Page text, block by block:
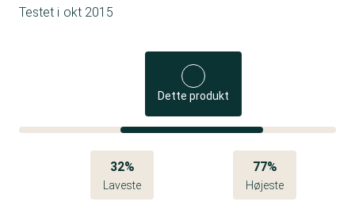
Testet i okt 2015
Dette produkt
32%
Laveste
77%
Højeste